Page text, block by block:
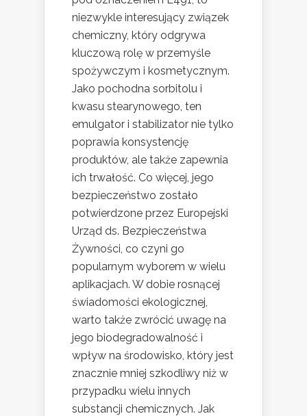
niezwykle interesujący związek
chemiczny, który odgrywa
kluczową rolę w przemyśle
spożywczym i kosmetycznym.
Jako pochodna sorbitolu i
kwasu stearynowego, ten
emulgator i stabilizator nie tylko
poprawia konsystencję
produktów, ale także zapewnia
ich trwałość. Co więcej, jego
bezpieczeństwo zostało
potwierdzone przez Europejski
Urząd ds. Bezpieczeństwa
Żywności, co czyni go
popularnym wyborem w wielu
aplikacjach. W dobie rosnącej
świadomości ekologicznej,
warto także zwrócić uwagę na
jego biodegradowalność i
wpływ na środowisko, który jest
znacznie mniej szkodliwy niż w
przypadku wielu innych
substancji chemicznych. Jak